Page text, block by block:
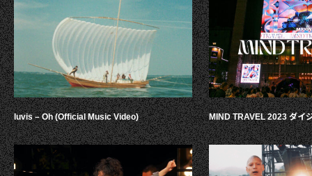
luvis – Oh (Official Music Video) MIND TRAVEL 2023 ダイ